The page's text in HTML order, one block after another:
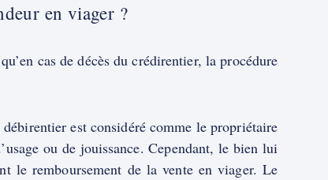
en viager ?
cas de décès du crédirentier, la procédure
est considéré comme le propriétaire
ou de jouissance. Cependant, le bien lui
le remboursement de la vente en viager. Le